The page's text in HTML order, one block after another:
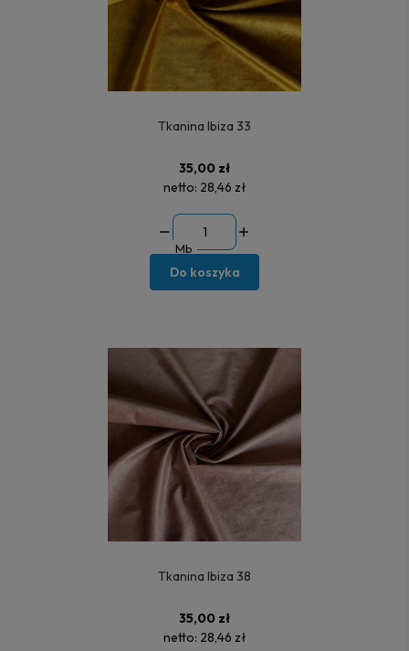
Tkanina Ibiza 33
35,00 zł
netto: 28,46 zł
Mb
Do koszyka
Tkanina Ibiza 38
35,00 zł
netto: 28,46 zł